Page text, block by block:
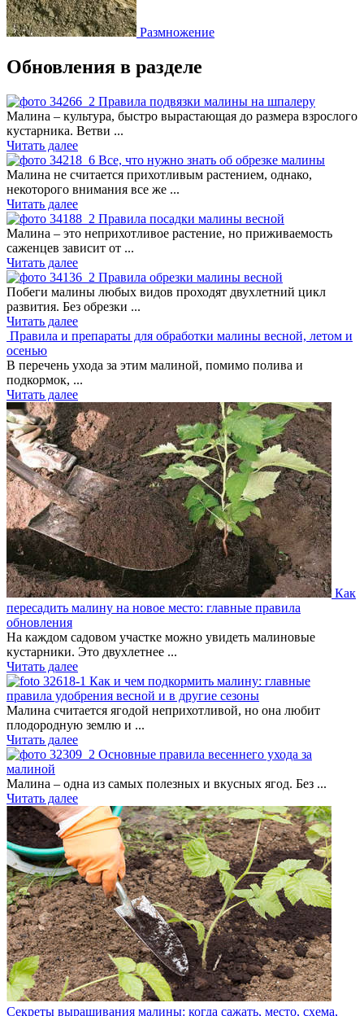
Размножение
Обновления в разделе
Правила подвязки малины на шпалеру
Малина – культура, быстро вырастающая до размера взрослого
кустарника. Ветви ...
Читать далее
Все, что нужно знать об обрезке малины
Малина не считается прихотливым растением, однако,
некоторого внимания все же ...
Читать далее
Правила посадки малины весной
Малина – это неприхотливое растение, но приживаемость
саженцев зависит от ...
Читать далее
Правила обрезки малины весной
Побеги малины любых видов проходят двухлетний цикл
развития. Без обрезки ...
Читать далее
Правила и препараты для обработки малины весной, летом и
осенью
В перечень ухода за этим малиной, помимо полива и
подкормок, ...
Читать далее
Как
пересадить малину на новое место: главные правила
обновления
На каждом садовом участке можно увидеть малиновые
кустарники. Это двухлетнее ...
Читать далее
Как и чем подкормить малину: главные
правила удобрения весной и в другие сезоны
Малина считается ягодой неприхотливой, но она любит
плодородную землю и ...
Читать далее
Основные правила весеннего ухода за
малиной
Малина – одна из самых полезных и вкусных ягод. Без ...
Читать далее
Секреты выращивания малины: когда сажать, место, схема,